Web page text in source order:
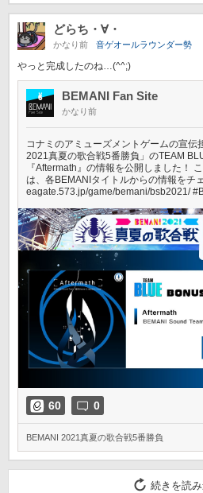
どらち・∀・
かなり前 音ゲオールラウンダー勢
やっと完成したのね…(^^;)
BEMANI Fan Site
かなり前
コナミのアミューズメントゲームの宣伝
2021真夏の歌合戦5番勝負」のTEAM
『Aftermath』の情報を公開しました！
は、各BEMANIタイトルからの情報をチ
eagate.573.jp/game/bemani/bsb2021/
60 0
BEMANI 2021真夏の歌合戦5番勝負
続きを読